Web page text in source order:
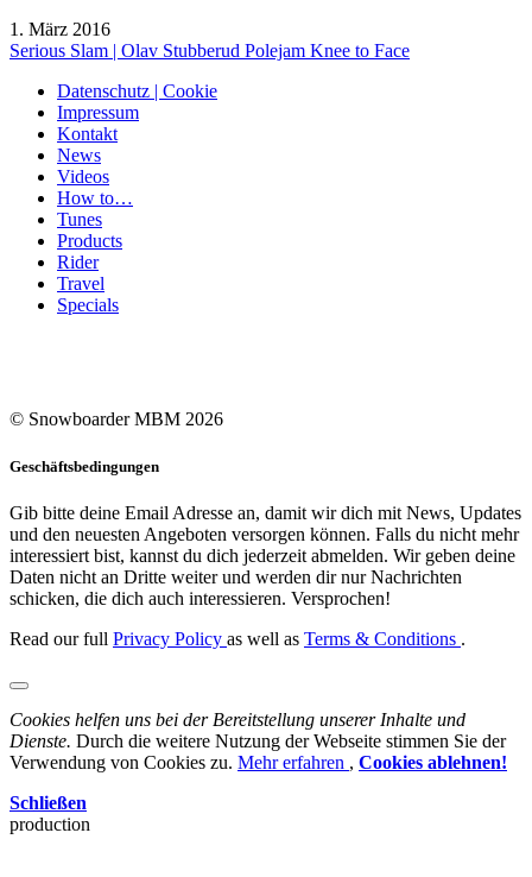
1. März 2016
Serious Slam | Olav Stubberud Polejam Knee to Face
Datenschutz | Cookie
Impressum
Kontakt
News
Videos
How to…
Tunes
Products
Rider
Travel
Specials
© Snowboarder MBM 2026
Geschäftsbedingungen
Gib bitte deine Email Adresse an, damit wir dich mit News, Updates
und den neuesten Angeboten versorgen können. Falls du nicht mehr
interessiert bist, kannst du dich jederzeit abmelden. Wir geben deine
Daten nicht an Dritte weiter und werden dir nur Nachrichten
schicken, die dich auch interessieren. Versprochen!
Read our full Privacy Policy as well as Terms & Conditions .
Cookies helfen uns bei der Bereitstellung unserer Inhalte und
Dienste. Durch die weitere Nutzung der Webseite stimmen Sie der
Verwendung von Cookies zu. Mehr erfahren , Cookies ablehnen!
Schließen
production